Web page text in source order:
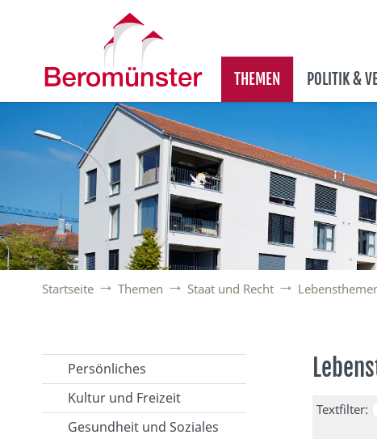
THEMEN POLITIK &
Startseite Themen Staat und Recht
Persönliches
Kultur und Freizeit
Gesundheit und Soziales
Textfilter: